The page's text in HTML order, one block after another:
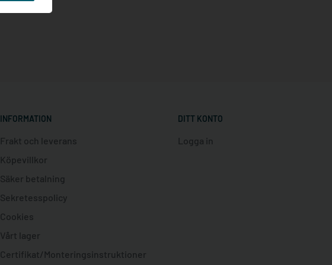
INFORMATION
Frakt och leverans
Köpevillkor
Säker betalning
Sekretesspolicy
Cookies
Vårt lager
Certifikat/Monteringsinstruktioner
DITT KONTO
Logga in